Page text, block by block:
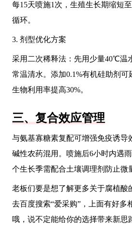
每15天喷施1次，生殖生长期缩短
循环。
3. 剂型优化方案
采用二次稀释法：先用少量40℃温
常温清水。添加0.1%有机硅助剂可
生物利用率提高30%。
三、复合效应管理
与氨基寡糖素复配可增强免疫诱导
碱性农药混用。喷施后6小时内遇
个生长季需配合土壤调理剂防止微
老板们要是想了解更多关于腐植酸
去百度搜索“爱采购”，上面有好多
哦，说不定能给你的选择带来新思